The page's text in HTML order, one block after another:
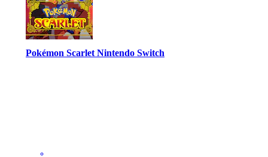
Pokémon Scarlet Nintendo Switch